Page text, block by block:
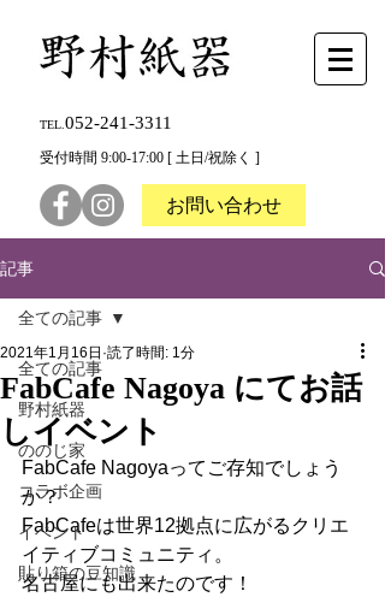
TEL. 052-241-3311
受付時間 9:00-17:00 [ 土日/祝除く ]
お問い合わせ
記事
全ての記事
野村紙器
ののじ家
コラボ企画
イベント
貼り箱の豆知識
全ての記事
FabCafe Nagoya にてお話
しイベント
2021年1月16日 読了時間: 1分
FabCafe Nagoyaってご存知でしょう
か？
FabCafeは世界12拠点に広がるクリエ
イティブコミュニティ。
名古屋にも出来たのです！